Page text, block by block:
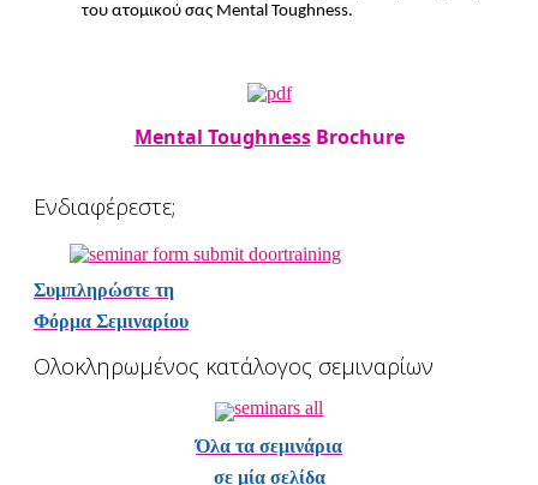
του ατομικού σας Mental Toughness.
Mental ToughnessBrochure
Ενδιαφέρεστε;
Συμπληρώστε τη
Φόρμα Σεμιναρίου
Ολοκληρωμένος κατάλογος σεμιναρίων
Όλα τα σεμινάρια
σε μία σελίδα